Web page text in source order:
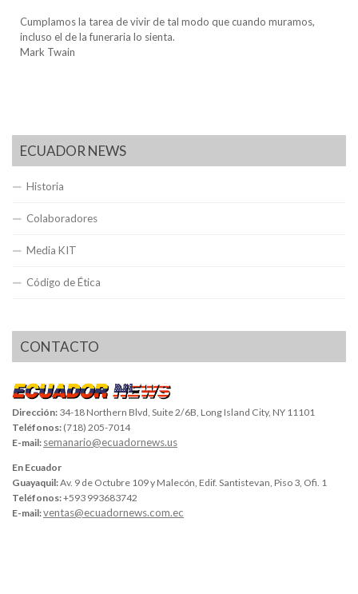
Cumplamos la tarea de vivir de tal modo que cuando muramos,
incluso el de la funeraria lo sienta.
Mark Twain
ECUADOR NEWS
Historia
Colaboradores
Media KIT
Código de Ética
CONTACTO
Dirección: 34-18 Northern Blvd, Suite 2/6B, Long Island City, NY 11101
Teléfonos: (718) 205-7014
E-mail: semanario@ecuadornews.us
En Ecuador
Guayaquil:Av. 9 de Octubre 109 y Malecón, Edif. Santistevan, Piso 3, Ofi. 1
Teléfonos:+593 993683742
E-mail:ventas@ecuadornews.com.ec